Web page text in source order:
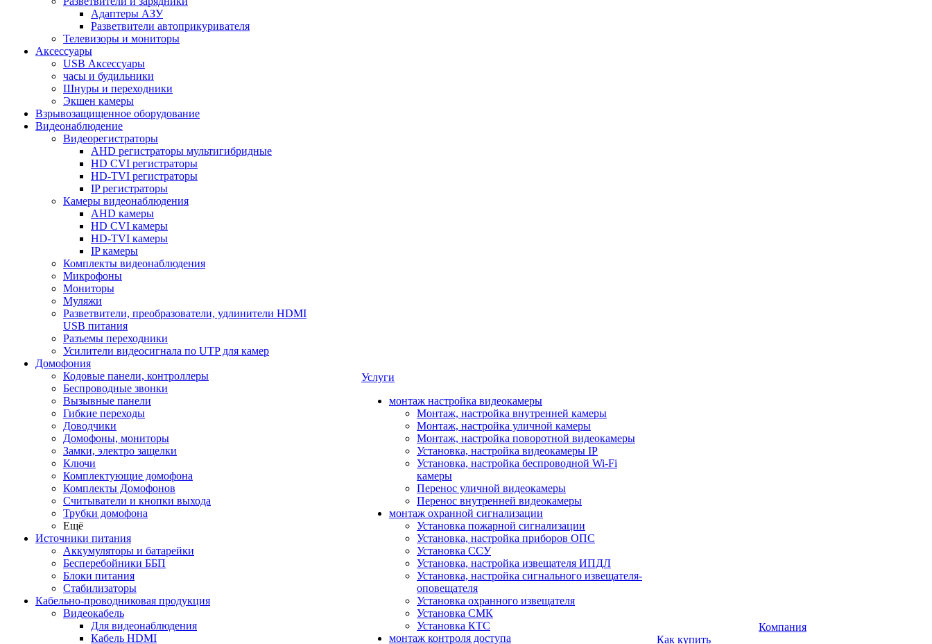
Адаптеры АЗУ
Разветвители автоприкуривателя
Телевизоры и мониторы
Аксессуары
USB Аксессуары
часы и будильники
Шнуры и переходники
Экшен камеры
Взрывозащищенное оборудование
Видеонаблюдение
Видеорегистраторы
AHD регистраторы мультигибридные
HD CVI регистраторы
HD-TVI регистраторы
IP регистраторы
Камеры видеонаблюдения
AHD камеры
HD CVI камеры
HD-TVI камеры
IP камеры
Комплекты видеонаблюдения
Микрофоны
Мониторы
Муляжи
Разветвители, преобразователи, удлинители HDMI
USB питания
Разъемы переходники
Усилители видеосигнала по UTP для камер
Домофония
Кодовые панели, контроллеры
Беспроводные звонки
Вызывные панели
Гибкие переходы
Доводчики
Домофоны, мониторы
Замки, электро защелки
Ключи
Комплектующие домофона
Комплекты Домофонов
Считыватели и кнопки выхода
Трубки домофона
Ещё
Источники питания
Аккумуляторы и батарейки
Бесперебойники ББП
Блоки питания
Стабилизаторы
Кабельно-проводниковая продукция
Видеокабель
Для видеонаблюдения
Кабель HDMI
Услуги
монтаж настройка видеокамеры
Монтаж, настройка внутренней камеры
Монтаж, настройка уличной камеры
Монтаж, настройка поворотной видеокамеры
Установка, настройка видеокамеры IP
Установка, настройка беспроводной Wi-Fi
камеры
Перенос уличной видеокамеры
Перенос внутренней видеокамеры
монтаж охранной сигнализации
Установка пожарной сигнализации
Установка, настройка приборов ОПС
Установка ССУ
Установка, настройка извещателя ИПДЛ
Установка, настройка сигнального извещателя-
оповещателя
Установка охранного извещателя
Установка СМК
Установка КТС
монтаж контроля доступа
Как купить
Компания